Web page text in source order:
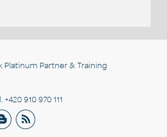
Platinum Partner & Training
910 970 111